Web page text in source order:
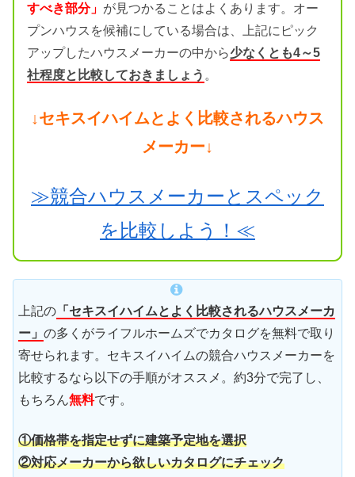
すべき部分」 が見つかることはよくあります。オー
プンハウスを候補にしている場合は、上記にピック
アップしたハウスメーカーの中から少なくとも4～5
社程度と比較しておきましょう 。
↓セキスイハイムとよく比較されるハウス
メーカー↓
≫競合ハウスメーカーとスペック
を比較しよう！≪
上記の 「セキスイハイムとよく比較されるハウスメーカ
ー」 の多くがライフルホームズでカタログを無料で取り
寄せられます。セキスイハイムの競合ハウスメーカーを
比較するなら以下の手順がオススメ。約3分で完了し、
もちろん無料です。
①価格帯を指定せずに建築予定地を選択
②対応メーカーから欲しいカタログにチェック